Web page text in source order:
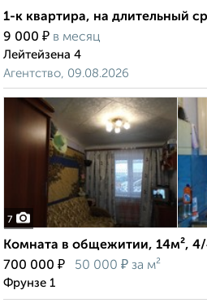
1-к квартира, на длительный
9 000 ₽ в месяц
Лейтейзена 4
Агентство, 09.08.2026
7
Комната в общежитии, 14м²,
700 000 ₽ 50 000 ₽ за м²
Фрунзе 1